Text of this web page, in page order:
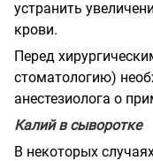
устранить
крови.
Перед
стоматологию)
анестезиолога о
Калий в сыворотке
В некоторых